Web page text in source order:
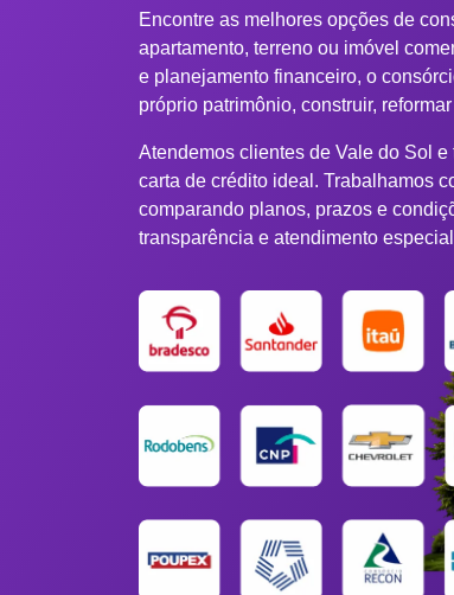
Encontre as melhores opções de
apartamento, terreno ou imóvel
e planejamento financeiro, o
próprio patrimônio, construir,
Atendemos clientes de Vale do Sol
carta de crédito ideal. Trabalhamos
comparando planos, prazos e
transparência e atendimento